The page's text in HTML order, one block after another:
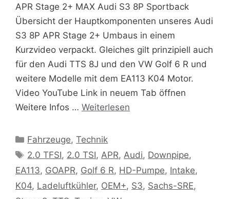
APR Stage 2+ MAX Audi S3 8P Sportback
Übersicht der Hauptkomponenten unseres Audi
S3 8P APR Stage 2+ Umbaus in einem
Kurzvideo verpackt. Gleiches gilt prinzipiell auch
für den Audi TTS 8J und den VW Golf 6 R und
weitere Modelle mit dem EA113 K04 Motor.
Video YouTube Link in neuem Tab öffnen
Weitere Infos … Weiterlesen
Kategorien
Fahrzeuge,Technik
Schlagwörter
2.0 TFSI, 2.0 TSI, APR, Audi, Downpipe,
EA113, GOAPR, Golf 6 R, HD-Pumpe, Intake,
K04, Ladeluftkühler, OEM+, S3, Sachs-SRE,